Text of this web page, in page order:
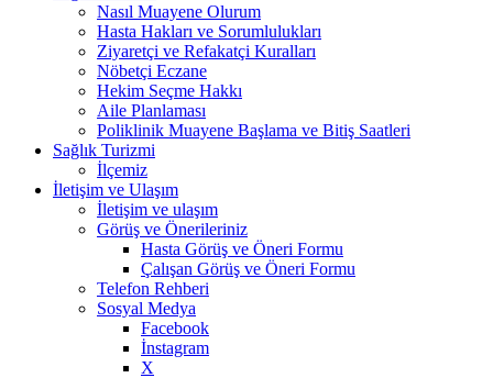
Nasıl Muayene Olurum
Hasta Hakları ve Sorumlulukları
Ziyaretçi ve Refakatçi Kuralları
Nöbetçi Eczane
Hekim Seçme Hakkı
Aile Planlaması
Poliklinik Muayene Başlama ve Bitiş Saatleri
Sağlık Turizmi
İlçemiz
İletişim ve Ulaşım
İletişim ve ulaşım
Görüş ve Önerileriniz
Hasta Görüş ve Öneri Formu
Çalışan Görüş ve Öneri Formu
Telefon Rehberi
Sosyal Medya
Facebook
İnstagram
X